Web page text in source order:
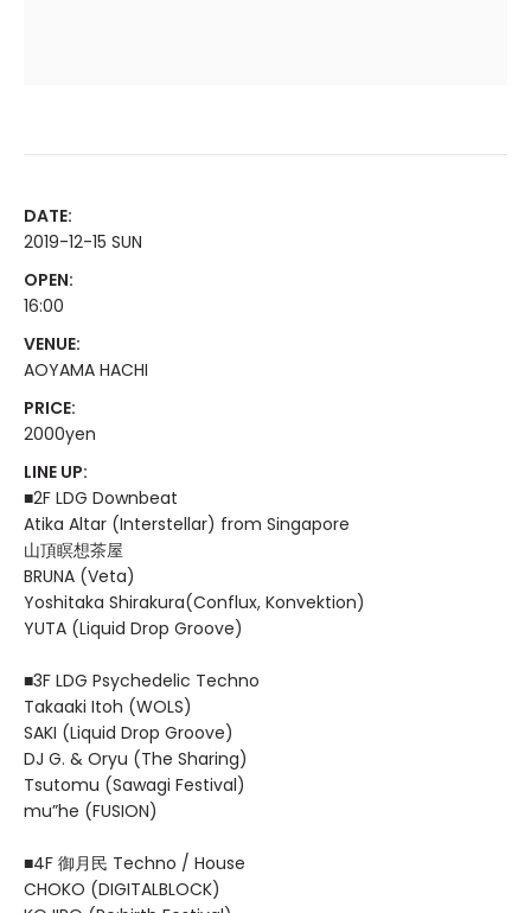
DATE:
2019-12-15 SUN
OPEN:
16:00
VENUE:
AOYAMA HACHI
PRICE:
2000yen
LINE UP:
■2F LDG Downbeat
Atika Altar (Interstellar) from Singapore
山頂瞑想茶屋
BRUNA (Veta)
Yoshitaka Shirakura(Conflux, Konvektion)
YUTA (Liquid Drop Groove)
■3F LDG Psychedelic Techno
Takaaki Itoh (WOLS)
SAKI (Liquid Drop Groove)
DJ G. & Oryu (The Sharing)
Tsutomu (Sawagi Festival)
mu”he (FUSION)
■4F 御月民 Techno / House
CHOKO (DIGITALBLOCK)